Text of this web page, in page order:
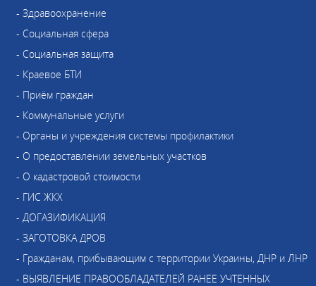
- Здравоохранение
- Социальная сфера
- Социальная защита
- Краевое БТИ
- Приём граждан
- Коммунальные услуги
- Органы и учреждения системы профилактики
- О предоставлении земельных участков
- О кадастровой стоимости
- ГИС ЖКХ
- ДОГАЗИФИКАЦИЯ
- ЗАГОТОВКА ДРОВ
- Гражданам, прибывающим с территории Украины, ДНР и ЛНР
- ВЫЯВЛЕНИЕ ПРАВООБЛАДАТЕЛЕЙ РАНЕЕ УЧТЕННЫХ